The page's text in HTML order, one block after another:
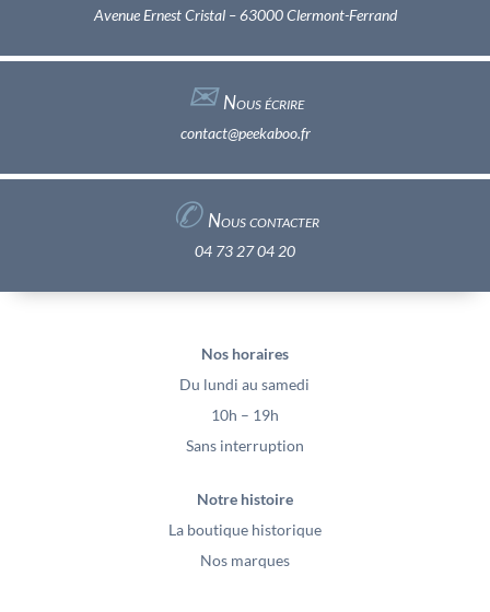
Avenue Ernest Cristal – 63000 Clermont-Ferrand
✉︎Nous écrire
contact@peekaboo.fr
✆ Nous contacter
04 73 27 04 20
Nos horaires
Du lundi au samedi
10h – 19h
Sans interruption
Notre histoire
La boutique historique
Nos marques